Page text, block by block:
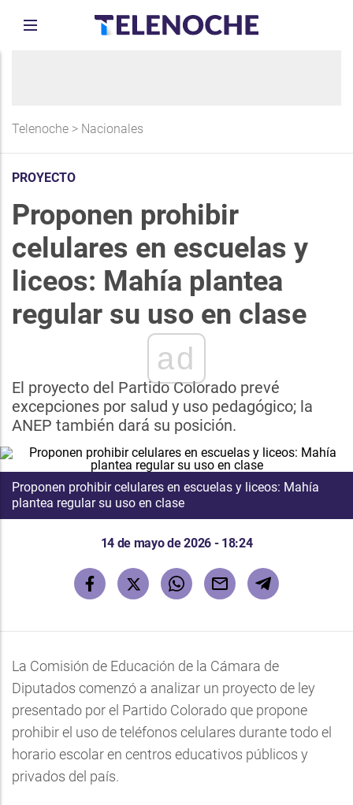
Telenoche > Nacionales
PROYECTO
Proponen prohibir
celulares en escuelas y
liceos: Mahía plantea
regular su uso en clase
ad
El proyecto del Partido Colorado prevé
excepciones por salud y uso pedagógico; la
ANEP también dará su posición.
Proponen prohibir celulares en escuelas y liceos: Mahía
plantea regular su uso en clase
14 de mayo de 2026 - 18:24
La Comisión de Educación de la Cámara de
Diputados comenzó a analizar un proyecto de ley
presentado por el Partido Colorado que propone
prohibir el uso de teléfonos celulares durante todo el
horario escolar en centros educativos públicos y
privados del país.